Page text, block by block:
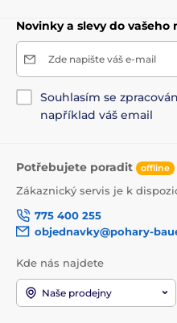
Novinky a slevy do vašeho
Zde napište váš e-mail
Souhlasím se
například váš email
Potřebujete poradit offline
Zákaznický servis je k
775 400 255
objednavky@pohary-
Kde nás najdete
Naše prodejny